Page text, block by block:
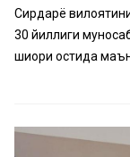
Сирдарё
30 йиллиги
шиори остида